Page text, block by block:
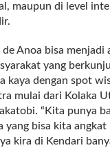
maupun di level
Anoa bisa menjadi
yang
kaya dengan spot
mulai dari Kolaka
“Kita punya
yang bisa kita
kira di Kendari